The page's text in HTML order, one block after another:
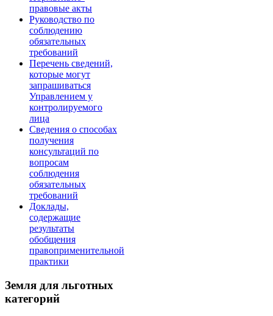
правовые акты
Руководство по
соблюдению
обязательных
требований
Перечень сведений,
которые могут
запрашиваться
Управлением у
контролируемого
лица
Сведения о способах
получения
консультаций по
вопросам
соблюдения
обязательных
требований
Доклады,
содержащие
результаты
обобщения
правоприменительной
практики
Земля для льготных
категорий